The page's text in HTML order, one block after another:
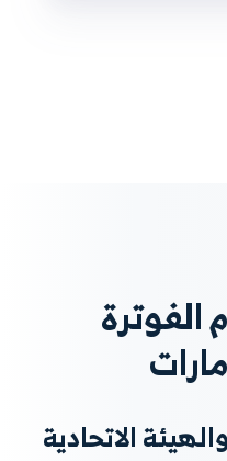
الاتحادية